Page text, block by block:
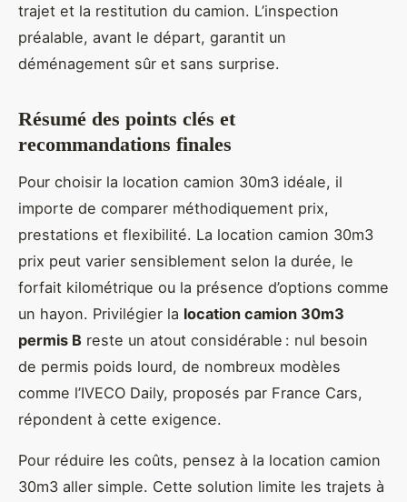
trajet et la restitution du camion. L’inspection
préalable, avant le départ, garantit un
déménagement sûr et sans surprise.
Résumé des points clés et
recommandations finales
Pour choisir la location camion 30m3 idéale, il
importe de comparer méthodiquement prix,
prestations et flexibilité. La location camion 30m3
prix peut varier sensiblement selon la durée, le
forfait kilométrique ou la présence d’options comme
un hayon. Privilégier la location camion 30m3
permis B reste un atout considérable : nul besoin
de permis poids lourd, de nombreux modèles
comme l’IVECO Daily, proposés par France Cars,
répondent à cette exigence.
Pour réduire les coûts, pensez à la location camion
30m3 aller simple. Cette solution limite les trajets à